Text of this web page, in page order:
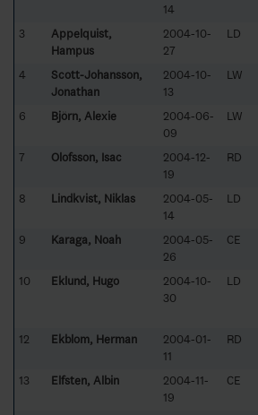
14
3
Appelquist,
Hampus
2004-10-
27
LD
4
Scott-Johansson,
Jonathan
2004-10-
13
LW
6 Björn, Alexie
2004-06-
09
LW
7 Olofsson, Isac
2004-12-
19
RD
8 Lindkvist, Niklas
2004-05-
14
LD
9 Karaga, Noah
2004-05-
26
CE
10 Eklund, Hugo
2004-10-
30
LD
12
Ekblom, Herman
2004-01-
11
RD
13 Elfsten, Albin
2004-11-
19
CE